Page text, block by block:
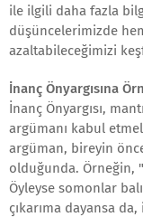
ile ilgili daha fazla
düşüncelerimizde
azaltabileceğimizi
İnanç Önyargısına
İnanç Önyargısı,
argümanı kabul
argüman, bireyin
olduğunda. Örneğin,
Öyleyse somonlar
çıkarıma dayansa